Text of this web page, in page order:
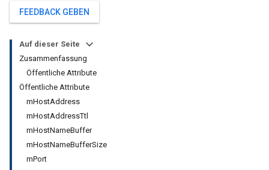
FEEDBACK GEBEN
Auf dieser Seite
Zusammenfassung
Öffentliche Attribute
Öffentliche Attribute
mHostAddress
mHostAddressTtl
mHostNameBuffer
mHostNameBufferSize
mPort